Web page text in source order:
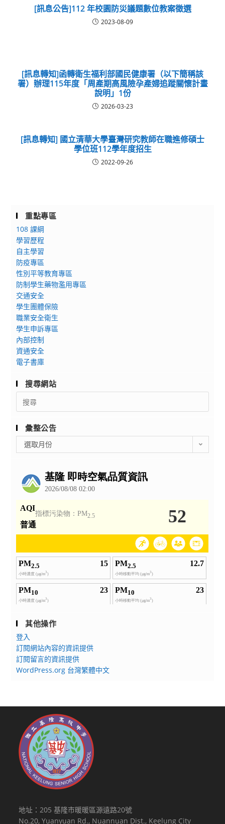
[訊息公告]112 年校園防災議題數位教案徵選
2023-08-09
[訊息轉知]函轉衛生福利部國民健康署（以下簡稱該
署）辦理115年度「周產期高風險孕產婦追蹤關懷計畫
說明」1份
2026-03-23
[訊息轉知] 國立清華大學臺灣研究教師在職進修碩士
學位班112學年度招生
2022-09-26
重點專區
108 課綱
學習歷程
自主學習
防疫專區
性別平等教育專區
防制學生藥物濫用專區
交通安全
學生團體保險
職業安全衛生
學生申訴專區
內部控制
資通安全
電子書庫
搜尋網站
Search
for:
彙整公告
整
選取月份
其他操作
登入
訂閱網站內容的資訊提供
訂閱留言的資訊提供
WordPress.org 台灣繁體中文
地址：205 基隆市暖暖區源遠路20號
No.20, Yuanyuan Rd., Nuannuan Dist., Keelung City